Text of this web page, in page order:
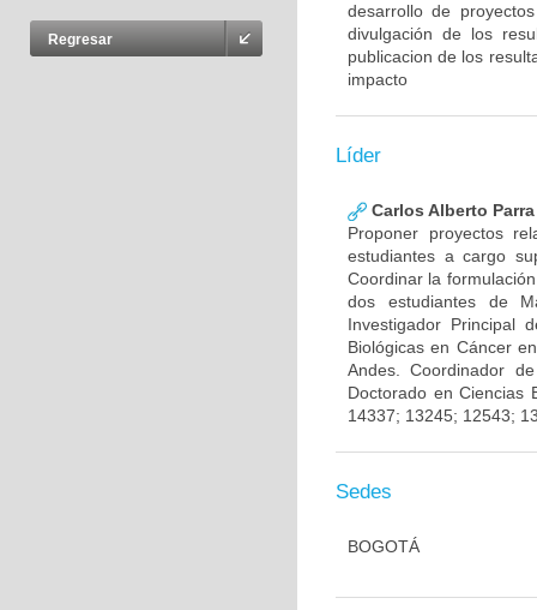
Regresar
desarrollo de
divulgación de los
publicacion de los
impacto
Líder
Carlos Alberto
Proponer proyectos
estudiantes a cargo
Coordinar la
dos estudiantes de
Investigador Principal
Biológicas en Cáncer
Andes. Coordinador
Doctorado en Ciencias
14337; 13245; 12543;
Sedes
BOGOTÁ